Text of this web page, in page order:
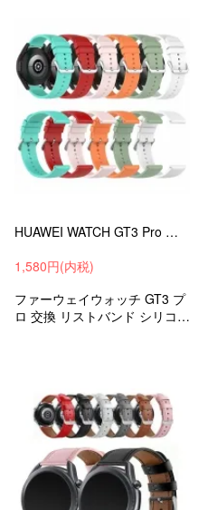
HUAWEI WATCH GT3 Pro バンド 43mm/46mm ベルト シリコン バンド幅20mm/22mm 交換リストバンド ファーウェイウォッチ GT3 プロ
1,580円(内税)
ファーウェイウォッチ GT3 プ
ロ 交換 リストバンド シリコン